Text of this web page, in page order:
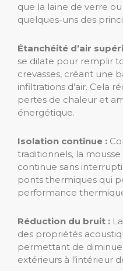
que la laine de verre
quelques-uns des
Étanchéité d’air
se dilate pour remplir
crevasses, créant une
infiltrations d’air. Cela
pertes de chaleur et
énergétique.
Isolation continue :
traditionnels, la
continue sans
ponts thermiques qui
performance
Réduction du bruit :
des propriétés
permettant de
extérieurs à l’intérieur